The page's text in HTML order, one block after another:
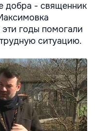
добра - священник
годы помогали
ситуацию.